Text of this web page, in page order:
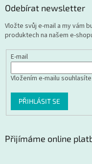
Odebírat newsletter
Vložte svůj e-mail a my vám
produktech na našem e-
E-mail
Vložením e-mailu
PŘIHLÁSIT SE
Přijímáme online